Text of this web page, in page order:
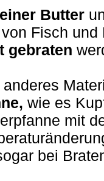
Butter
Fisch
gebraten
anderes
wie es
mit
bei